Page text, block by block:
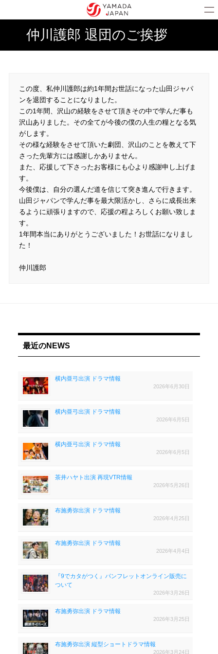
仲川護郎 退団のご挨拶
この度、私仲川護郎は約1年間お世話になった山田ジャパ
ンを退団することになりました。
この1年間、沢山の経験をさせて頂きその中で学んだ事も
沢山ありました。その全てが今後の僕の人生の糧となる気
がします。
その様な経験をさせて頂いた劇団、沢山のことを教えて下
さった先輩方には感謝しかありません。
また、応援して下さったお客様にも心より感謝申し上げま
す。
今後僕は、自分の選んだ道を信じて突き進んで行きます。
山田ジャパンで学んだ事を最大限活かし、さらに成長出来
るように頑張りますので、応援の程よろしくお願い致しま
す。
1年間本当にありがとうございました！お世話になりまし
た！
仲川護郎
最近のNEWS
横内亜弓出演 ドラマ情報
2026年6月30日
横内亜弓出演 ドラマ情報
2026年6月5日
横内亜弓出演 ドラマ情報
2026年6月5日
茶井ハヤト出演 再現VTR情報
2026年5月26日
布施勇弥出演 ドラマ情報
2026年4月25日
布施勇弥出演 ドラマ情報
2026年4月4日
『9でカタがつく』パンフレットオンライン販売に
ついて
2026年3月26日
布施勇弥出演 ドラマ情報
2026年3月25日
布施勇弥出演 縦型ショートドラマ情報
2026年3月24日